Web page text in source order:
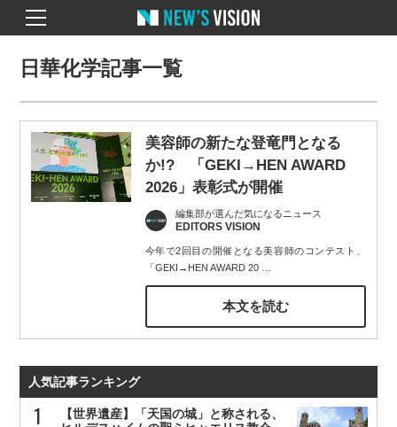
日華化学記事一覧
美容師の新たな登竜門となる
か!? 「GEKI→HEN AWARD
2026」表彰式が開催
編集部が選んだ気になるニュース
EDITORS VISION
今年で2回目の開催となる美容師のコンテスト、
「GEKI→HEN AWARD 20…
本文を読む
人気記事ランキング
【世界遺産】「天国の城」と称される、